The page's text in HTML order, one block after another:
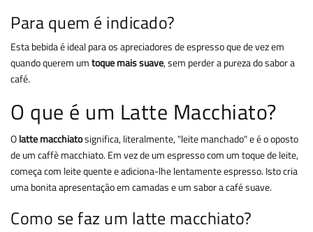
Para quem é indicado?
Esta bebida é ideal para os apreciadores de espresso que de vez em
quando querem umtoque mais suave, sem perder a pureza do sabor a
café.
O que é um Latte Macchiato?
Olatte macchiatosignifica, literalmente, "leite manchado" e é o oposto
de um caffè macchiato. Em vez de um espresso com um toque de leite,
começa com leite quente e adiciona-lhe lentamente espresso. Isto cria
uma bonita apresentação em camadas e um sabor a café suave.
Como se faz um latte macchiato?